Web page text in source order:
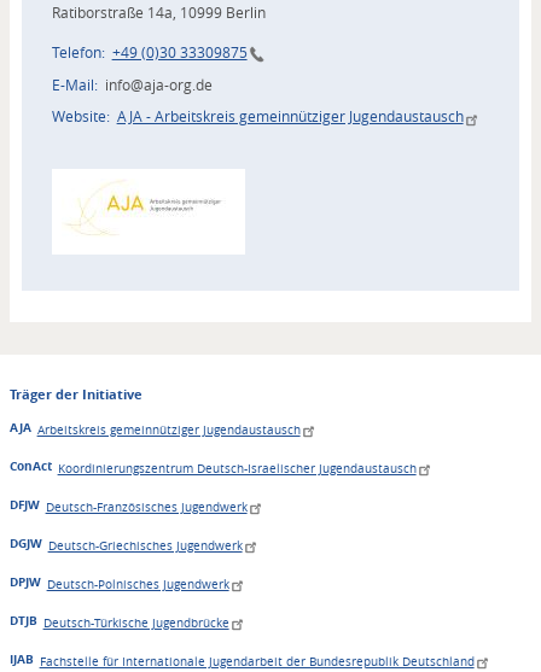
Ratiborstraße 14a, 10999 Berlin
Telefon +49 (0)30 33309875
E-Mail
info@aja-org.de
Website
AJA - Arbeitskreis gemeinnütziger Jugendaustausch
Träger der Initiative
AJA Arbeitskreis gemeinnütziger Jugendaustausch
ConAct Koordinierungszentrum Deutsch-Israelischer Jugendaustausch
DFJW Deutsch-Französisches Jugendwerk
DGJW Deutsch-Griechisches Jugendwerk
DPJW Deutsch-Polnisches Jugendwerk
DTJB Deutsch-Türkische Jugendbrücke
IJAB Fachstelle für Internationale Jugendarbeit der Bundesrepublik Deutschland